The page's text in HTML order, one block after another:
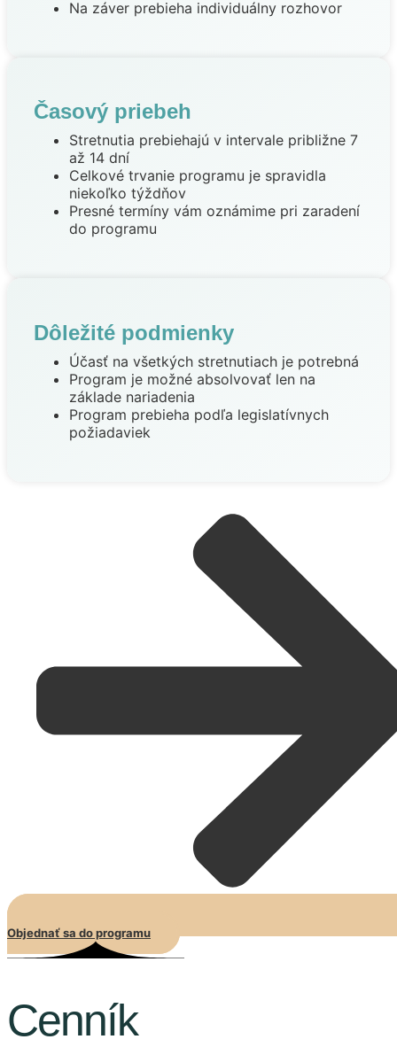
Na záver prebieha individuálny rozhovor
Časový priebeh
Stretnutia prebiehajú v intervale približne 7
až 14 dní
Celkové trvanie programu je spravidla
niekoľko týždňov
Presné termíny vám oznámime pri zaradení
do programu
Dôležité podmienky
Účasť na všetkých stretnutiach je potrebná
Program je možné absolvovať len na
základe nariadenia
Program prebieha podľa legislatívnych
požiadaviek
Objednať sa do programu
Cenník